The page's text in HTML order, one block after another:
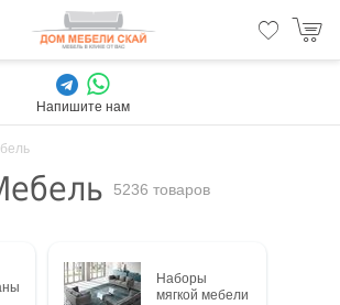
Напишите нам
5236 товаров
Наборы
мягкой мебели